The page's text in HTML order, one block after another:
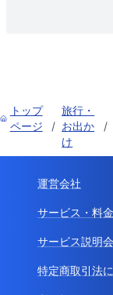
トップ
ページ
/
旅行・
お出か
け
/
運営会社
サービス・料金
サービス説明会
特定商取引法